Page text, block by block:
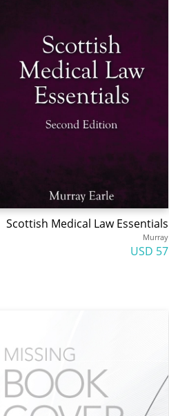
Scottish Medical Law Essentials
Murray
57 USD